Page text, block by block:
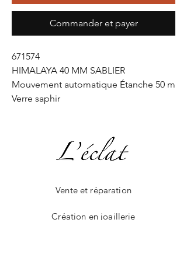
Commander et payer
671574
HIMALAYA 40 MM SABLIER
Mouvement automatique Étanche 50 m
Verre saphir
Vente et réparation
Création en joaillerie